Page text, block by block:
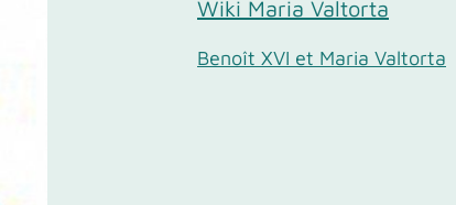
Wiki Maria Valtorta
Benoît XVI et Maria Valtorta